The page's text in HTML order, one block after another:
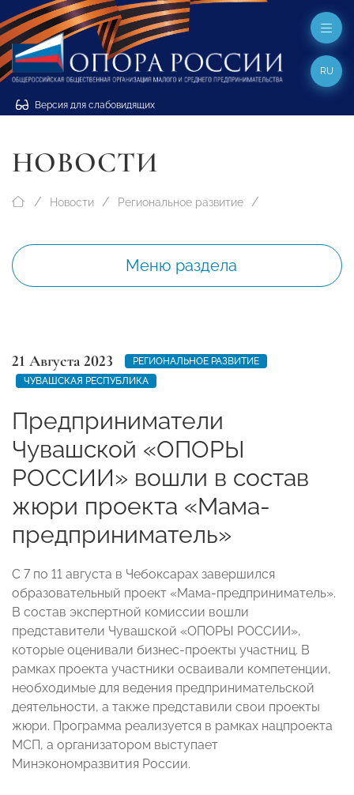
Версия для слабовидящих
RU
НОВОСТИ
Новости Региональное развитие
Меню раздела
21 Августа 2023
РЕГИОНАЛЬНОЕ РАЗВИТИЕ
ЧУВАШСКАЯ РЕСПУБЛИКА
Предприниматели
Чувашской «ОПОРЫ
РОССИИ» вошли в состав
жюри проекта «Мама-
предприниматель»
С 7 по 11 августа в Чебоксарах завершился
образовательный проект «Мама-предприниматель».
В состав экспертной комиссии вошли
представители Чувашской «ОПОРЫ РОССИИ»,
которые оценивали бизнес-проекты участниц. В
рамках проекта участники осваивали компетенции,
необходимые для ведения предпринимательской
деятельности, а также представили свои проекты
жюри. Программа реализуется в рамках нацпроекта
МСП, а организатором выступает
Минэкономразвития России.